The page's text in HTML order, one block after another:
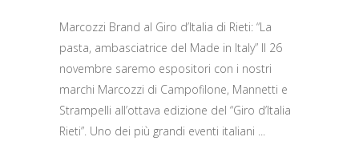
Marcozzi Brand al Giro d’Italia di Rieti: “La
pasta, ambasciatrice del Made in Italy” Il 26
novembre saremo espositori con i nostri
marchi Marcozzi di Campofilone, Mannetti e
Strampelli all’ottava edizione del “Giro d’Italia
Rieti”. Uno dei più grandi eventi italiani